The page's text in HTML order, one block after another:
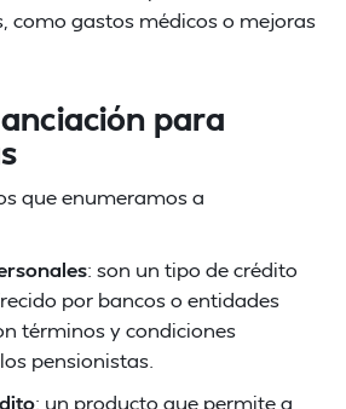
como gastos médicos o mejoras
para
que enumeramos a
: son un tipo de crédito
por bancos o entidades
términos y condiciones
pensionistas.
: un producto que permite a